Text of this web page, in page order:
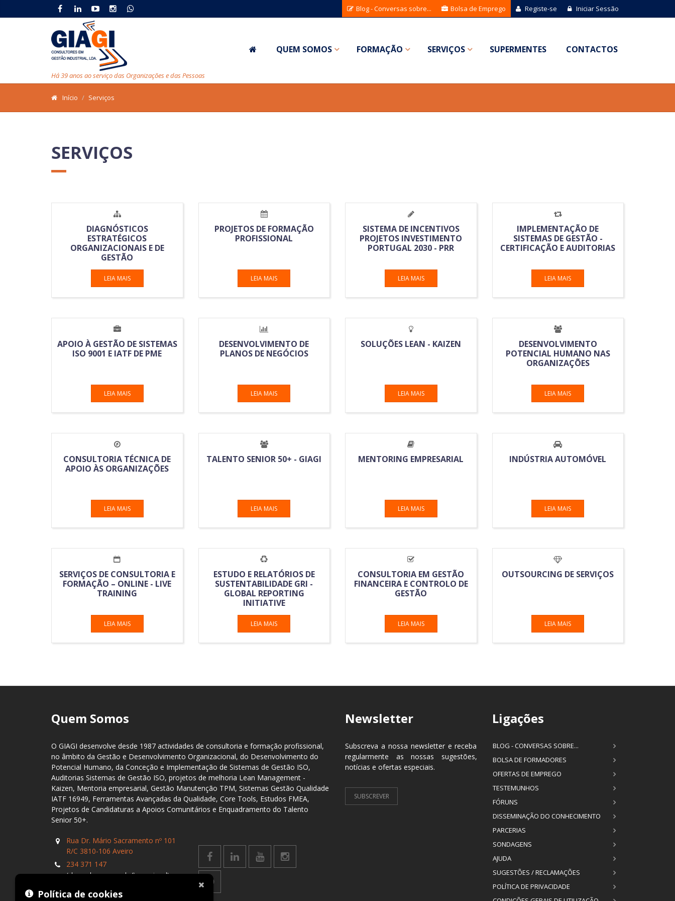
Blog - Conversas sobre... Bolsa de Emprego Registe-se Iniciar Sessão
QUEM SOMOS FORMAÇÃO SERVIÇOS SUPERMENTES CONTACTOS
Há 39 anos ao serviço das Organizações e das Pessoas
Início Serviços
SERVIÇOS
DIAGNÓSTICOS
ESTRATÉGICOS
ORGANIZACIONAIS E DE
GESTÃO
LEIA MAIS
PROJETOS DE FORMAÇÃO
PROFISSIONAL
LEIA MAIS
SISTEMA DE INCENTIVOS
PROJETOS INVESTIMENTO
PORTUGAL 2030 - PRR
LEIA MAIS
IMPLEMENTAÇÃO DE
SISTEMAS DE GESTÃO -
CERTIFICAÇÃO E AUDITORIAS
LEIA MAIS
APOIO À GESTÃO DE SISTEMAS
ISO 9001 E IATF DE PME
LEIA MAIS
DESENVOLVIMENTO DE
PLANOS DE NEGÓCIOS
LEIA MAIS
SOLUÇÕES LEAN - KAIZEN
LEIA MAIS
DESENVOLVIMENTO
POTENCIAL HUMANO NAS
ORGANIZAÇÕES
LEIA MAIS
CONSULTORIA TÉCNICA DE
APOIO ÀS ORGANIZAÇÕES
LEIA MAIS
TALENTO SENIOR 50+ - GIAGI
LEIA MAIS
MENTORING EMPRESARIAL
LEIA MAIS
INDÚSTRIA AUTOMÓVEL
LEIA MAIS
SERVIÇOS DE CONSULTORIA E
FORMAÇÃO – ONLINE - LIVE
TRAINING
LEIA MAIS
ESTUDO E RELATÓRIOS DE
SUSTENTABILIDADE GRI -
GLOBAL REPORTING
INITIATIVE
LEIA MAIS
CONSULTORIA EM GESTÃO
FINANCEIRA E CONTROLO DE
GESTÃO
LEIA MAIS
OUTSOURCING DE SERVIÇOS
LEIA MAIS
Quem Somos
O GIAGI desenvolve desde 1987 actividades de consultoria e formação profissional,
no âmbito da Gestão e Desenvolvimento Organizacional, do Desenvolvimento do
Potencial Humano, da Conceção e Implementação de Sistemas de Gestão ISO,
Auditorias Sistemas de Gestão ISO, projetos de melhoria Lean Management -
Kaizen, Mentoria empresarial, Gestão Manutenção TPM, Sistemas Gestão Qualidade
IATF 16949, Ferramentas Avançadas da Qualidade, Core Tools, Estudos FMEA,
Projetos de Candidaturas a Apoios Comunitários e Enquadramento do Talento
Senior 50+.
Rua Dr. Mário Sacramento nº 101
R/C 3810-106 Aveiro
234 371 147
(chamada para a rede fixa nacional)
Newsletter
Subscreva a nossa newsletter e receba
regularmente as nossas sugestões,
notícias e ofertas especiais.
SUBSCREVER
Ligações
BLOG - CONVERSAS SOBRE...
BOLSA DE FORMADORES
OFERTAS DE EMPREGO
TESTEMUNHOS
FÓRUNS
DISSEMINAÇÃO DO CONHECIMENTO
PARCERIAS
SONDAGENS
AJUDA
SUGESTÕES / RECLAMAÇÕES
POLÍTICA DE PRIVACIDADE
Política de cookies